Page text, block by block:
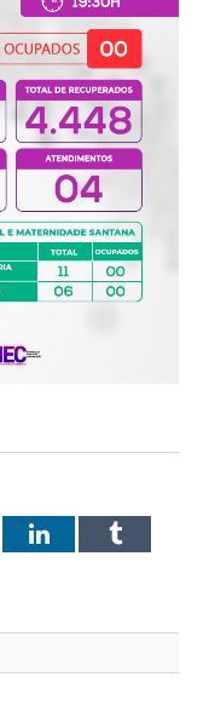
LinkedInTumblr